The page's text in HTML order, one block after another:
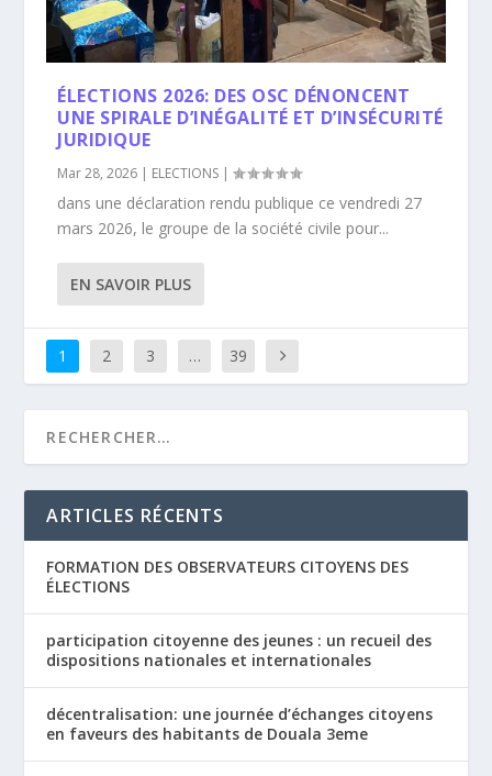
ÉLECTIONS 2026: DES OSC DÉNONCENT
UNE SPIRALE D’INÉGALITÉ ET D’INSÉCURITÉ
JURIDIQUE
Mar 28, 2026 | ELECTIONS |
dans une déclaration rendu publique ce vendredi 27
mars 2026, le groupe de la société civile pour...
EN SAVOIR PLUS
1 2 3 … 39
ARTICLES RÉCENTS
FORMATION DES OBSERVATEURS CITOYENS DES
ÉLECTIONS
participation citoyenne des jeunes : un recueil des
dispositions nationales et internationales
décentralisation: une journée d’échanges citoyens
en faveurs des habitants de Douala 3eme